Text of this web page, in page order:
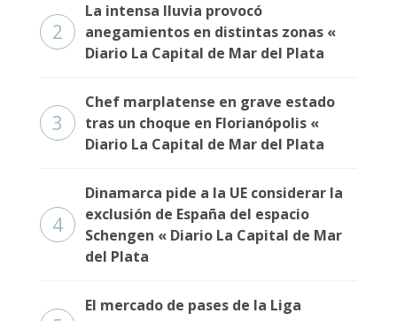
2
La intensa lluvia provocó
anegamientos en distintas zonas «
Diario La Capital de Mar del Plata
3
Chef marplatense en grave estado
tras un choque en Florianópolis «
Diario La Capital de Mar del Plata
4
Dinamarca pide a la UE considerar la
exclusión de España del espacio
Schengen « Diario La Capital de Mar
del Plata
El mercado de pases de la Liga